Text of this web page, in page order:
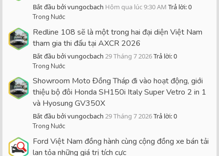
Bắt đầu bởi vungocbach Hôm qua lúc 9:30 AM Trả lời: 0
Trong Nước
Redline 108 sẽ là một trong hai đại diện Việt Nam
tham gia thi đấu tại AXCR 2026
Bắt đầu bởi vungocbach 29 Tháng 7 2026Trả lời: 0
Trong Nước
Showroom Moto Đồng Tháp đi vào hoạt động, giới
thiệu bộ đôi Honda SH150i Italy Super Vetro 2 in 1
và Hyosung GV350X
Bắt đầu bởi vungocbach 29 Tháng 7 2026Trả lời: 0
Trong Nước
Ford Việt Nam đồng hành cùng cộng đồng xe bán tải
lan tỏa những giá trị tích cực